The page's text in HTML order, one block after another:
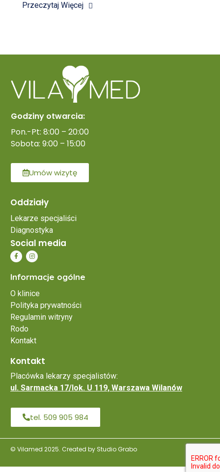
Wykonuje USG.
Przeczytaj Więcej
Godziny otwarcia:
Pon.-Pt: 8:00 – 20:00
Sobota: 9:00 – 15:00
Umów wizytę
Oddziały
Lekarze specjaliści
Diagnostyka
Social media
Informacje ogólne
O klinice
Polityka prywatności
Regulamin witryny
Rodo
Kontakt
Kontakt
Placówka lekarzy specjalistów:
ul. Sarmacka 17/lok. U 119, Warszawa Wilanów
tel. 509 905 984
© Vilamed 2025. Created by Studio Grabo